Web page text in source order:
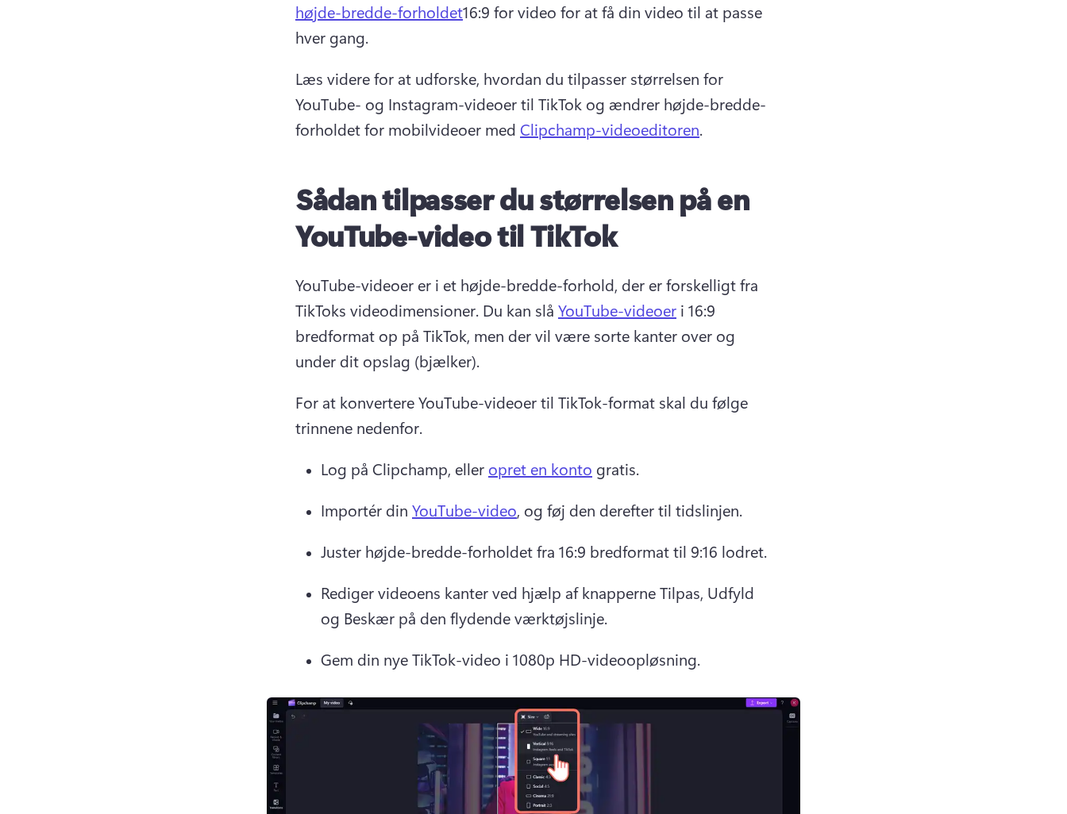
højde-bredde-forholdet16:9 for video for at få din video til at passe
hver gang.
Læs videre for at udforske, hvordan du tilpasser størrelsen for
YouTube- og Instagram-videoer til TikTok og ændrer højde-bredde-
forholdet for mobilvideoer med Clipchamp-videoeditoren.
Sådan tilpasser du størrelsen på en
YouTube-video til TikTok
YouTube-videoer er i et højde-bredde-forhold, der er forskelligt fra
TikToks videodimensioner. Du kan slå YouTube-videoer i 16:9
bredformat op på TikTok, men der vil være sorte kanter over og
under dit opslag (bjælker).
For at konvertere YouTube-videoer til TikTok-format skal du følge
trinnene nedenfor.
Log på Clipchamp, eller opret en konto gratis.
Importér din YouTube-video, og føj den derefter til tidslinjen.
Juster højde-bredde-forholdet fra 16:9 bredformat til 9:16 lodret.
Rediger videoens kanter ved hjælp af knapperne Tilpas, Udfyld
og Beskær på den flydende værktøjslinje.
Gem din nye TikTok-video i 1080p HD-videoopløsning.